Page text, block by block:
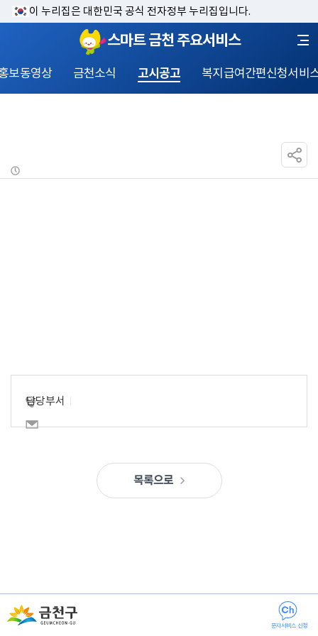
이 누리집은 대한민국 공식 전자정부 누리집입니다.
스마트 금천 주요서비스
보동영상 금천소식 고시공고 복지급여간편신청서비
문자서비스 신청
담당부서
목록으로